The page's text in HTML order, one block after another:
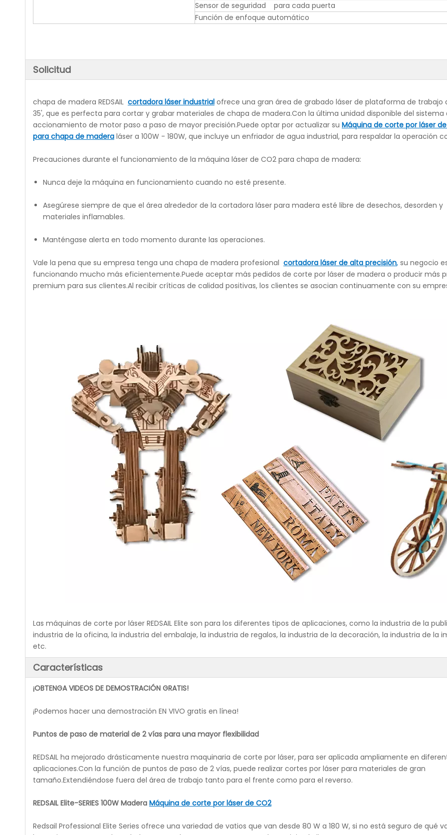
Sensor de seguridad para cada puerta
Función de enfoque automático
Solicitud
chapa de madera REDSAIL cortadora láser industrial ofrece una gran área de grabado láser de plataforma de trabajo
35', que es perfecta para cortar y grabar materiales de chapa de madera.Con la última unidad disponible del sistema
accionamiento de motor paso a paso de mayor precisión.Puede optar por actualizar su Máquina de corte por láser
para chapa de madera láser a 100W - 180W, que incluye un enfriador de agua industrial, para respaldar la operación
Precauciones durante el funcionamiento de la máquina láser de CO2 para chapa de madera:
Nunca deje la máquina en funcionamiento cuando no esté presente.
Asegúrese siempre de que el área alrededor de la cortadora láser para madera esté libre de desechos, desorden y
materiales inflamables.
Manténgase alerta en todo momento durante las operaciones.
Vale la pena que su empresa tenga una chapa de madera profesional cortadora láser de alta precisión, su negocio
funcionando mucho más eficientemente.Puede aceptar más pedidos de corte por láser de madera o producir más
premium para sus clientes.Al recibir críticas de calidad positivas, los clientes se asocian continuamente con su
Las máquinas de corte por láser REDSAIL Elite son para los diferentes tipos de aplicaciones, como la industria de la
industria de la oficina, la industria del embalaje, la industria de regalos, la industria de la decoración, la industria de la
etc.
Características
¡OBTENGA VIDEOS DE DEMOSTRACIÓN GRATIS!
¡Podemos hacer una demostración EN VIVO gratis en línea!
Puntos de paso de material de 2 vías para una mayor flexibilidad
REDSAIL ha mejorado drásticamente nuestra maquinaria de corte por láser, para ser aplicada ampliamente en
aplicaciones.Con la función de puntos de paso de 2 vías, puede realizar cortes por láser para materiales de gran
tamaño.Extendiéndose fuera del área de trabajo tanto para el frente como para el reverso.
REDSAIL Elite-SERIES 100W Madera Máquina de corte por láser de CO2
Redsail Professional Elite Series ofrece una variedad de vatios que van desde 80 W a 180 W, si no está seguro de qué